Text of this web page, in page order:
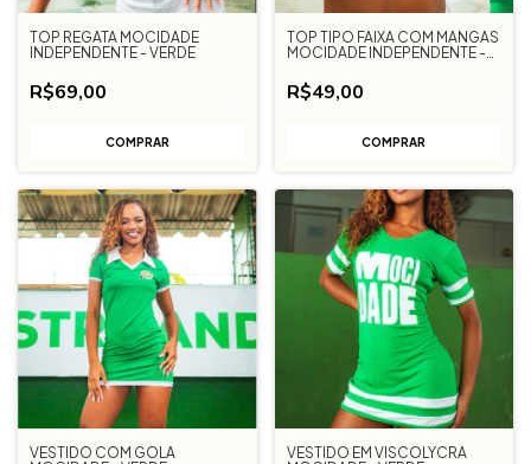
TOP REGATA MOCIDADE
INDEPENDENTE - VERDE
R$69,00
COMPRAR
TOP TIPO FAIXA COM MANGAS
MOCIDADE INDEPENDENTE -
R$49,00
COMPRAR
VESTIDO COM GOLA
VESTIDO EM VISCOLYCRA